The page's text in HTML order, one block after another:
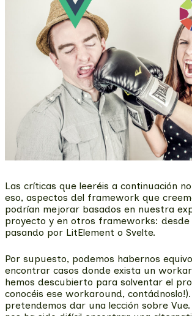
Las críticas que leeréis a continuación
eso, aspectos del framework que
podrían mejorar basados en nuestra
proyecto y en otros frameworks: desde
pasando por LitElement o Svelte.
Por supuesto, podemos habernos
encontrar casos donde exista un
hemos descubierto para solventar el
conocéis ese workaround,
pretendemos dar una lección sobre